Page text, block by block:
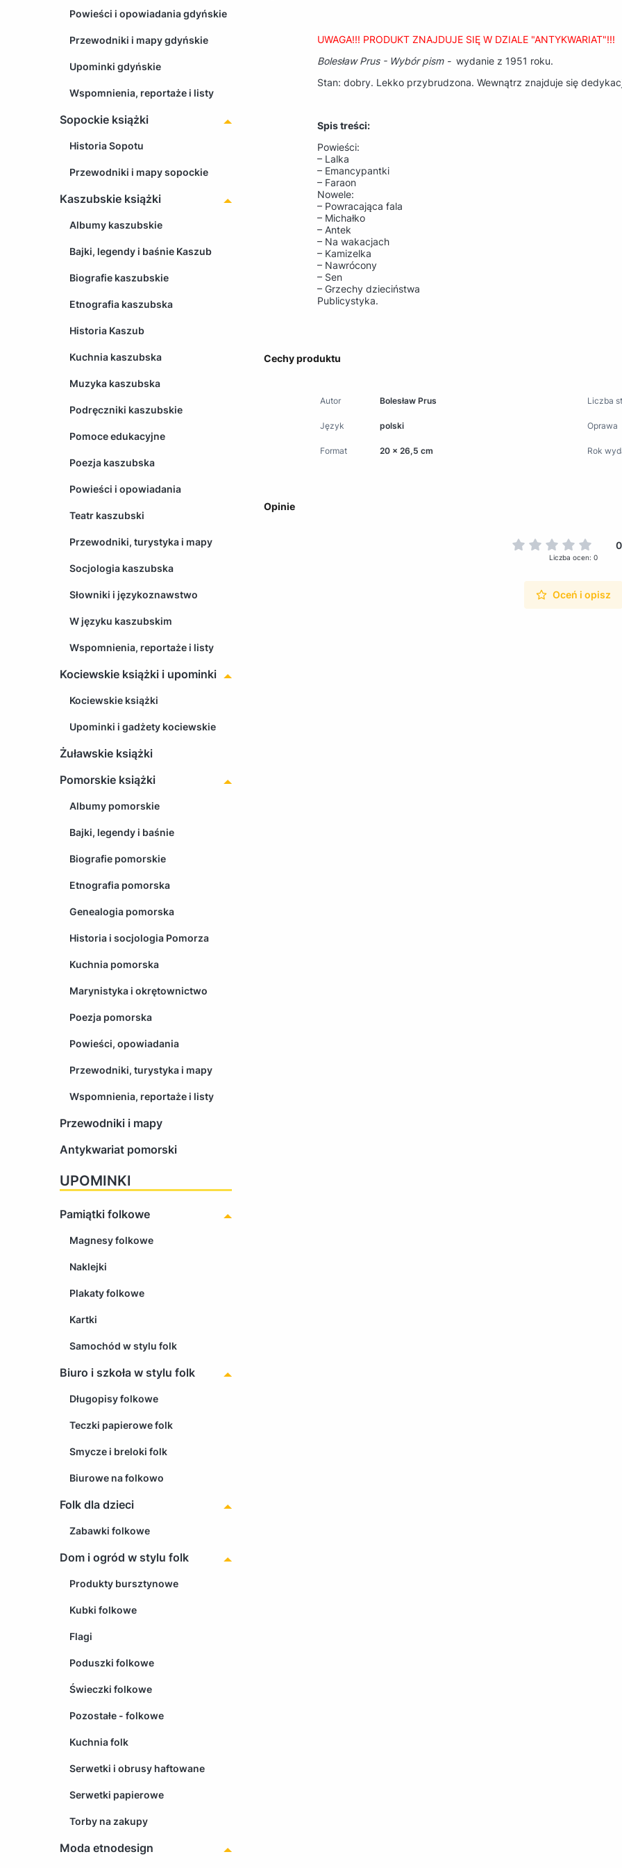
Powieści i opowiadania gdyńskie
Przewodniki i mapy gdyńskie
Upominki gdyńskie
Wspomnienia, reportaże i listy
Sopockie książki
Historia Sopotu
Przewodniki i mapy sopockie
Kaszubskie książki
Albumy kaszubskie
Bajki, legendy i baśnie Kaszub
Biografie kaszubskie
Etnografia kaszubska
Historia Kaszub
Kuchnia kaszubska
Muzyka kaszubska
Podręczniki kaszubskie
Pomoce edukacyjne
Poezja kaszubska
Powieści i opowiadania
Teatr kaszubski
Przewodniki, turystyka i mapy
Socjologia kaszubska
Słowniki i językoznawstwo
W języku kaszubskim
Wspomnienia, reportaże i listy
Kociewskie książki i upominki
Kociewskie książki
Upominki i gadżety kociewskie
Żuławskie książki
Pomorskie książki
Albumy pomorskie
Bajki, legendy i baśnie
Biografie pomorskie
Etnografia pomorska
Genealogia pomorska
Historia i socjologia Pomorza
Kuchnia pomorska
Marynistyka i okrętownictwo
Poezja pomorska
Powieści, opowiadania
Przewodniki, turystyka i mapy
Wspomnienia, reportaże i listy
Przewodniki i mapy
Antykwariat pomorski
UPOMINKI
Pamiątki folkowe
Magnesy folkowe
Naklejki
Plakaty folkowe
Kartki
Samochód w stylu folk
Biuro i szkoła w stylu folk
Długopisy folkowe
Teczki papierowe folk
Smycze i breloki folk
Biurowe na folkowo
Folk dla dzieci
Zabawki folkowe
Dom i ogród w stylu folk
Produkty bursztynowe
Kubki folkowe
Flagi
Poduszki folkowe
Świeczki folkowe
Pozostałe - folkowe
Kuchnia folk
Serwetki i obrusy haftowane
Serwetki papierowe
Torby na zakupy
Moda etnodesign
UWAGA!!! PRODUKT ZNAJDUJE SIĘ W DZIALE "ANTYKWARIAT"!!!
Bolesław Prus - Wybór pism - wydanie z 1951 roku.
Stan: dobry. Lekko przybrudzona. Wewnątrz znajduje się
Spis treści:
Powieści:
– Lalka
– Emancypantki
– Faraon
Nowele:
– Powracająca fala
– Michałko
– Antek
– Na wakacjach
– Kamizelka
– Nawrócony
– Sen
– Grzechy dzieciństwa
Publicystyka.
Cechy produktu
Autor Bolesław Prus Liczba
Język polski Oprawa
Format 20 x 26,5 cm Rok
Opinie
Liczba ocen: 0
Oceń i opisz